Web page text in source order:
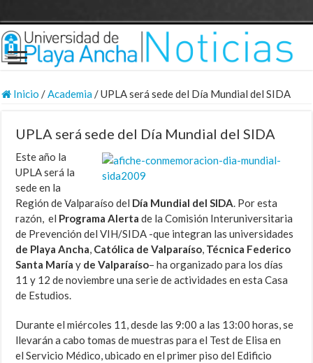
Inicio /Academia/UPLA será sede del Día Mundial del SIDA
UPLA será sede del Día Mundial del SIDA
Este año la
UPLA será la
sede en la
Región de Valparaíso del Día Mundial del SIDA. Por esta
razón, el Programa Alerta de la Comisión Interuniversitaria
de Prevención del VIH/SIDA -que integran las universidades
de Playa Ancha, Católica de Valparaíso, Técnica Federico
Santa María y de Valparaíso– ha organizado para los días
11 y 12 de noviembre una serie de actividades en esta Casa
de Estudios.
Durante el miércoles 11, desde las 9:00 a las 13:00 horas, se
llevarán a cabo tomas de muestras para el Test de Elisa en
el Servicio Médico, ubicado en el primer piso del Edificio